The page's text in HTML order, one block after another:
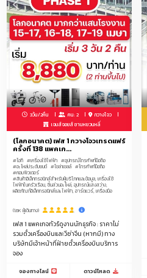
3วัน/2คืน คน: 2
กวางโจว
เจมส์จอยส์ ซานหยวนหลี่
(โลกอนาคต) เฟส 1 กวางโจวเทรดแฟร์
ครั้งที่ 138 แพคเก...
#ไอที #เครื่องใช้ไฟฟ้า #อุปกรณ์โทรศัพท์มือถือ
#อะไหล่ประดับยนต์ #โซล่าเซลล์ #โทรศัพท์มือถือ
#คอมพิวเตอร์
#สินค้าอิเล็กทรอนิกส์สำหรับผู้บริโภคและข้อมูล, เครื่องใช้
ไฟฟ้าในครัวเรือน, ชิ้นส่วนอะไหล่, อุปกรณ์แสงสว่าง,
ผลิตภัณฑ์อิเล็กทรอนิกส์และไฟฟ้า, ฮาร์ดแวร์, เครื่องมือ
(1.6K ผู้เดินทาง)
เฟส 1 แพคเกจทัวร์ดูงานนักธุรกิจ : ราคาไม่
รวมตั๋วเครื่องบินและวีซ่าจีน (หากมี) ทาง
บริษัทมีเจ้าหน้าที่ฝ่ายตั๋วเครื่องบินบริการ
จอง
จองทางไลน์
ดาวน์โหลด